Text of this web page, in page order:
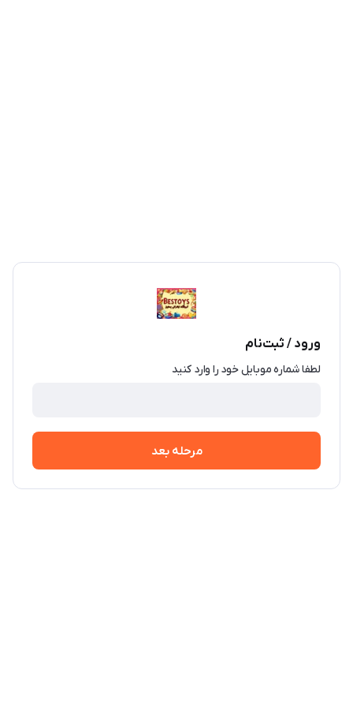
ورود / ثبت‌نام
لطفا شماره موبایل خود را وارد کنید
مرحله بعد